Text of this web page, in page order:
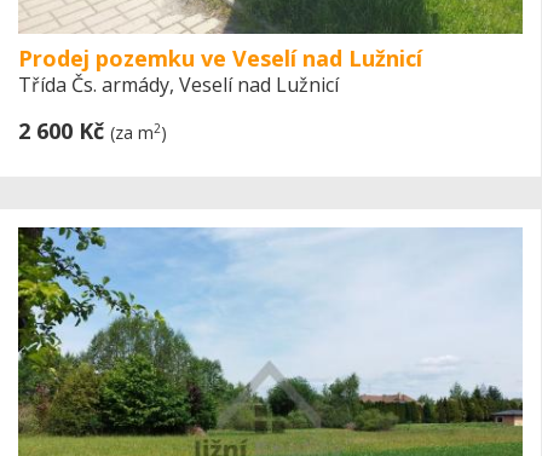
Prodej pozemku ve Veselí nad Lužnicí
Třída Čs. armády, Veselí nad Lužnicí
2 600 Kč (za m2)